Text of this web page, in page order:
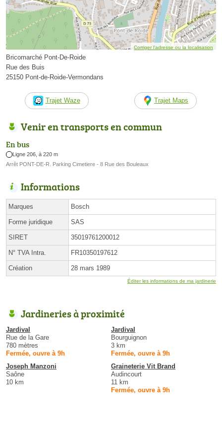
Corriger l’adresse ou la localisation
Bricomarché Pont-De-Roide
Rue des Buis
25150 Pont-de-Roide-Vermondans
Trajet Waze Trajet Maps
Venir en transports en commun
En bus
Ligne 206, à 220 m
Arrêt PONT-DE-R. Parking Cimetiere - 8 Rue des Bouleaux
Informations
Marques Bosch
Forme juridique SAS
SIRET 35019761200012
N° TVA Intra. FR10350197612
Création 28 mars 1989
Éditer les informations de ma jardinerie
Jardineries à proximité
Jardival
Rue de la Gare
780 mètres
Fermée, ouvre à 9h
Jardival
Bourguignon
3 km
Fermée, ouvre à 9h
Joseph Manzoni
Saône
10 km
Graineterie Vit Brand
Audincourt
11 km
Fermée, ouvre à 9h